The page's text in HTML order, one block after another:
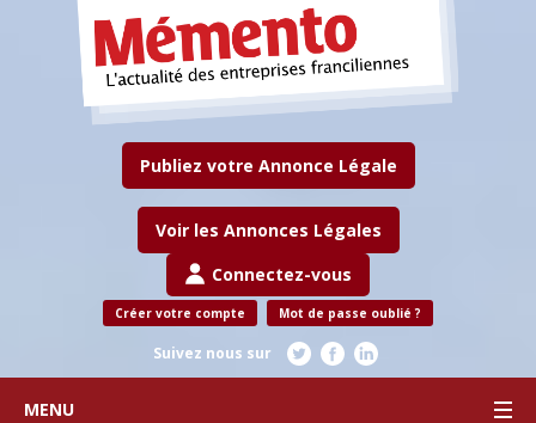
Publiez votre Annonce Légale
Voir les Annonces Légales
Connectez-vous
Créer votre compte Mot de passe oublié ?
Suivez nous sur
MENU